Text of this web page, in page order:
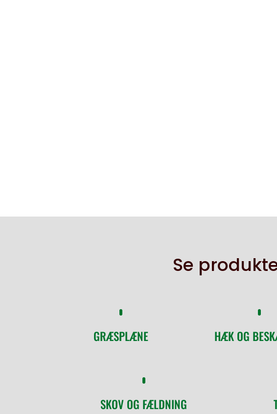
Se
GRÆSPLÆNE HÆK OG
SKOV OG FÆLDNING